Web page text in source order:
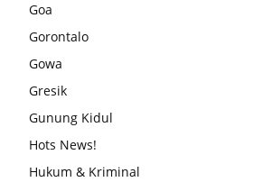
Goa
Gorontalo
Gowa
Gresik
Gunung Kidul
Hots News!
Hukum & Kriminal